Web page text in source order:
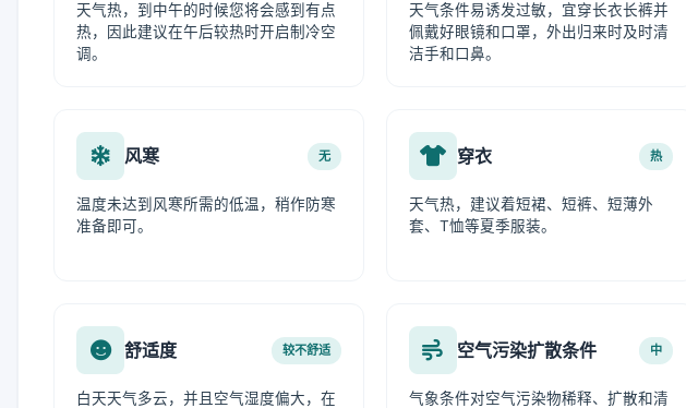
天气热，到中午的时候您将会感到有点
热，因此建议在午后较热时开启制冷空
调。
天气条件易诱发过敏，宜穿长衣长裤并
佩戴好眼镜和口罩，外出归来时及时清
洁手和口鼻。
风寒 无
温度未达到风寒所需的低温，稍作防寒
准备即可。
穿衣 热
天气热，建议着短裙、短裤、短薄外
套、T恤等夏季服装。
舒适度 较不舒适
白天天气多云，并且空气湿度偏大，在
空气污染扩散条件 中
气象条件对空气污染物稀释、扩散和清